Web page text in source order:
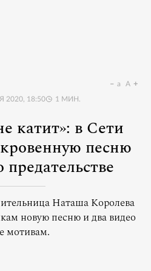
2020, 18:50 1 МИН.
a A
катит»: в Сети
песню
Наташа Королева
новую песню и два видео
мотивам.